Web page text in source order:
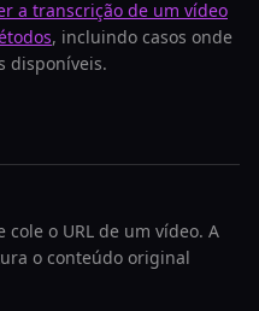
a transcrição de um vídeo
, incluindo casos onde
disponíveis.
cole o URL de um vídeo. A
o conteúdo original